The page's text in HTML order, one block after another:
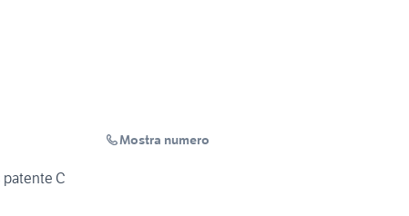
Mostra numero
C